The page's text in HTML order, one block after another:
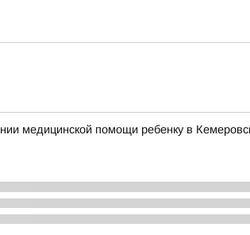
медицинской помощи ребенку в